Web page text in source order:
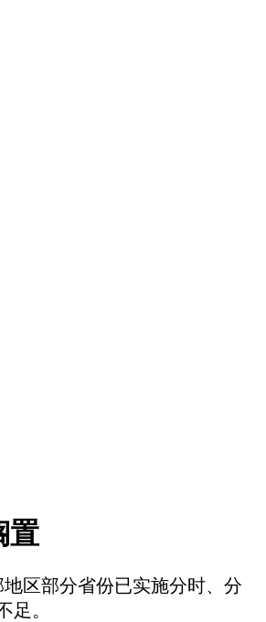
置
区部分省份已实施分时、分
足。